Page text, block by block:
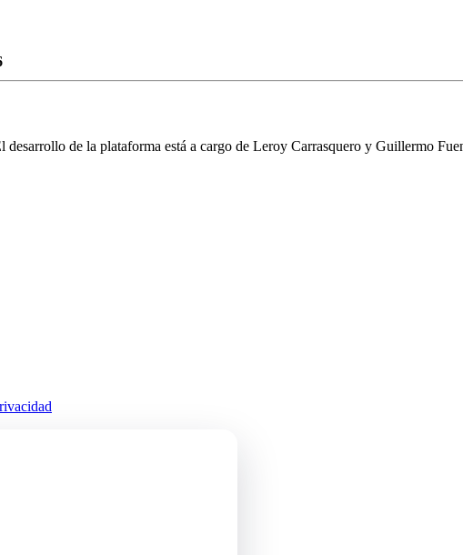
desarrollo de la plataforma está a cargo de Leroy Carrasquero y Guillermo